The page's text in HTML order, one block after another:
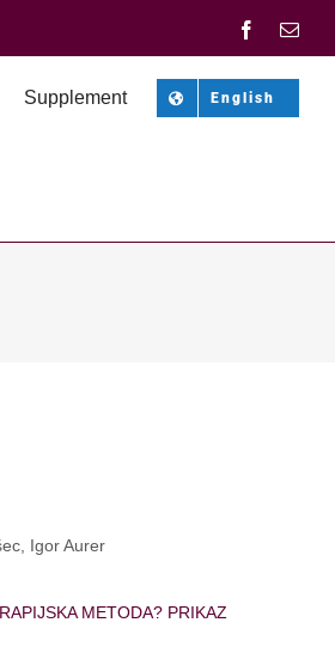
Facebook
Supplement English
Igor Aurer
METODA? PRIKAZ